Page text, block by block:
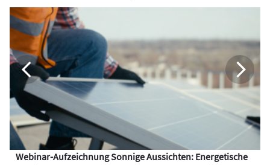
Webinar-Aufzeichnung Sonnige Aussichten: Energetische